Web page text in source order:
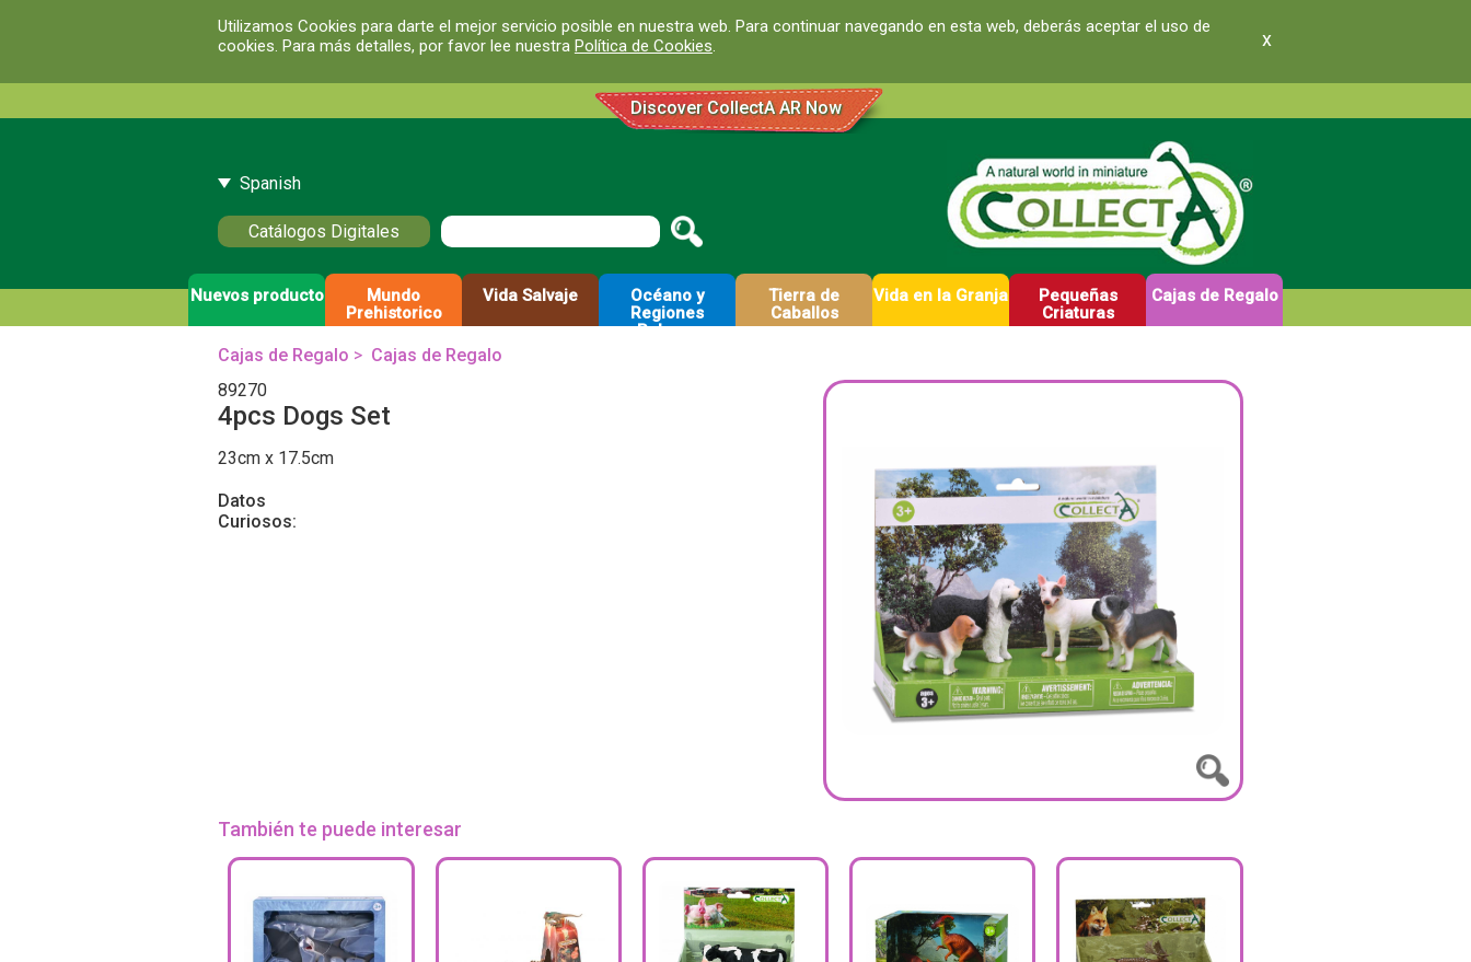
Utilizamos Cookies para darte el mejor servicio posible en nuestra web. Para continuar navegando en esta web, deberás aceptar el uso de
cookies. Para más detalles, por favor lee nuestra Política de Cookies. x
Discover CollectA AR Now
Spanish
Catálogos Digitales
Nuevos producto
Mundo
Prehistorico
Vida Salvaje
Océano y
Regiones
Polares
Tierra de
Caballos
Vida en la Granja
Pequeñas
Criaturas
Cajas de Regalo
Cajas de Regalo > Cajas de Regalo
89270
4pcs Dogs Set
23cm x 17.5cm
Datos
Curiosos:
También te puede interesar